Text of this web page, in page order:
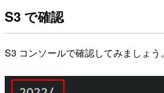
S3 で確認
S3 コンソールで確認してみましょう。